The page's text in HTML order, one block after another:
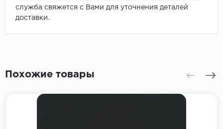
служба свяжется с Вами для уточнения деталей
доставки.
Похожие товары